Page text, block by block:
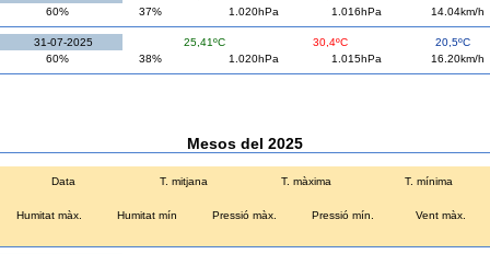
60%
37% 1.020hPa 1.016hPa 14.04km/h
31-07-2025 25,41ºC 30,4ºC
20,5ºC
60%
38% 1.020hPa 1.015hPa 16.20km/h
Mesos del 2025
Data T. mitjana T. màxima T. mínima
Humitat màx. Humitat mín Pressió màx. Pressió mín. Vent màx.